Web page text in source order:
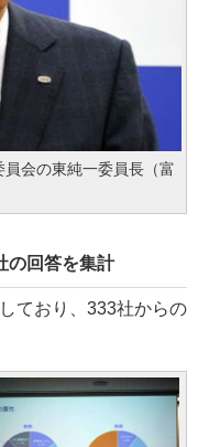
会の東純一委員長（富
の回答を集計
ており、333社からの